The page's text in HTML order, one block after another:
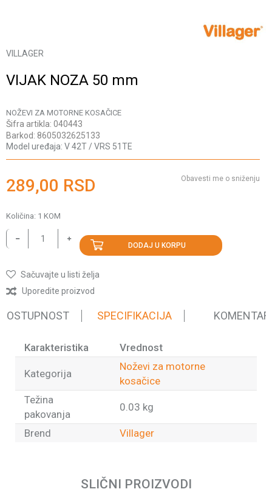
VILLAGER
VIJAK NOZA 50 mm
NOŽEVI ZA MOTORNE KOSAČICE
Šifra artikla: 040443
Barkod: 8605032625133
Model uređaja: V 42T / VRS 51TE
289,00 RSD Obavesti me o sniženju
Količina: 1 KOM
DODAJ U KORPU
Sačuvajte u listi želja
Uporedite proizvod
SPECIFIKACIJA
Karakteristika Vrednost
Kategorija
Noževi za motorne
kosačice
Težina
pakovanja
0.03 kg
Brend Villager
SLIČNI PROIZVODI